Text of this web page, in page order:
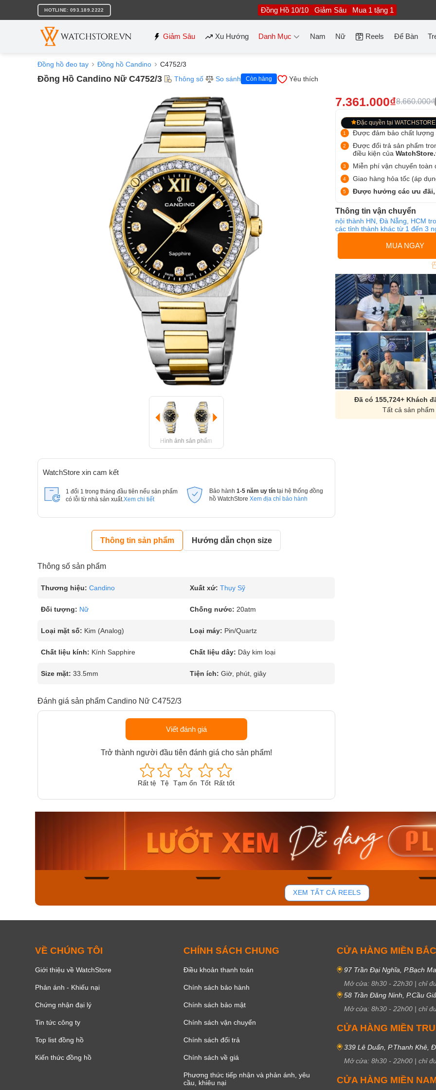
nội
HOTLINE: 093.189.2222 Đồng Hồ 10/10 Giảm Sâu Mua 1 tặng 1
Giảm Sâu Xu Hướng Danh Mục Nam Nữ Reels Để Bàn
Đồng hồ đeo tay Đồng hồ Candino C4752/3
Đồng Hồ Candino Nữ C4752/3 Thông số So sánh Còn hàng Yêu thích
Hình ảnh sản phẩm
WatchStore xin cam kết
1 đổi 1 trong tháng đầu tiên nếu sản phẩm
có lỗi từ nhà sản xuất. Xem chi tiết
Bảo hành 1-5 năm uy tín tại hệ thống đồng
hồ WatchStore Xem địa chỉ bảo hành
Thông tin sản phẩm Hướng dẫn chọn size
Thông số sản phẩm
Thương hiệu: Candino Xuất xứ: Thụy Sỹ
Đối tượng: Nữ Chống nước: 20atm
Loại mặt số: Kim (Analog) Loại máy: Pin/Quartz
Chất liệu kính: Kính Sapphire Chất liệu dây: Dây kim loại
Size mặt: 33.5mm Tiện ích: Giờ, phút, giây
Đánh giá sản phẩm Candino Nữ C4752/3
Viết đánh giá
Trở thành người đầu tiên đánh giá cho sản phẩm!
Rất tệ Tệ Tạm ổn Tốt Rất tốt
7.361.000₫8.660.000₫
Đặc quyền tại WATCHSTORE
Được đảm bảo chất lượng
Được đổi trả sản phẩm
điều kiện của
Miễn phí vận chuyển toàn
Giao hàng hỏa tốc (áp
Được hưởng các ưu đãi,
Thông tin vận chuyển
nội thành HN, Đà Nẵng, HCM
các tỉnh thành khác từ 1 đến 3
MUA NGAY
Đã có 155,724+ Khách
Tất cả sản
Casio Nam MTS-
115D-1AVDF
2.823.000₫
2.399.550₫
Mua ngay
51
Casio Nam MTS-
RS100L-1AVDF
4.276.000₫
3.634.600₫
Casio
230EL-
Mua
XEM TẤT CẢ REELS
VỀ CHÚNG TÔI
Giới thiệu về WatchStore
Phản ánh - Khiếu nại
Chứng nhận đại lý
Tin tức công ty
Top list đồng hồ
Kiến thức đồng hồ
CHÍNH SÁCH CHUNG
Điều khoản thanh toán
Chính sách bảo hành
Chính sách bảo mật
Chính sách vận chuyển
Chính sách đổi trả
Chính sách về giá
Phương thức tiếp nhận và phản ánh, yêu
cầu, khiêu nại
CỬA HÀNG MIỀN BẮC
97 Trần Đại Nghĩa, P.Bạch
Mở cửa: 8h30 - 22h30 | chỉ
58 Trần Đăng Ninh, P.Cầu
Mở cửa: 8h30 - 22h00 | chỉ
CỬA HÀNG MIỀN
339 Lê Duẩn, P.Thanh Khê,
Mở cửa: 8h30 - 22h00 | chỉ
CỬA HÀNG MIỀN